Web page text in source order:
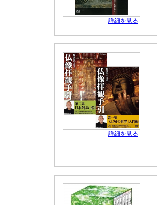
詳細を見る
詳細を見る